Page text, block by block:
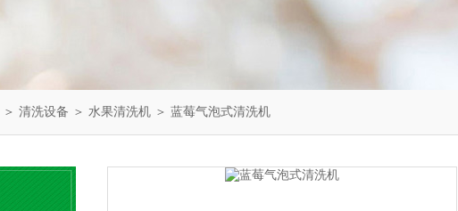
＞ 清洗设备 ＞ 水果清洗机 ＞ 蓝莓气泡式清洗机